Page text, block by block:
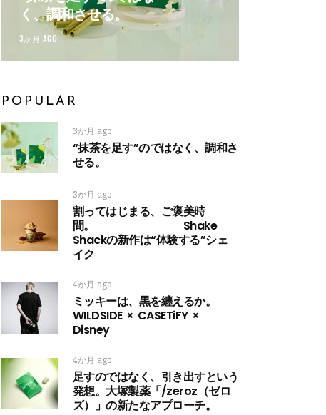
く、調和させる。
3か月 AGO
POPULAR
3か月 ago
“抹茶を足す”のではなく、調和さ
せる。
3か月 ago
割ってはじまる、ご褒美時
間。 Shake
Shackの新作は“体験する”シェ
イク
4か月 ago
ミッキーは、黒を纏えるか。
WILDSIDE × CASETiFY ×
Disney
4か月 ago
足すのではなく、引き出すという
発想。大塚製薬「/zeroz（ゼロ
ズ）」の新たなアプローチ。